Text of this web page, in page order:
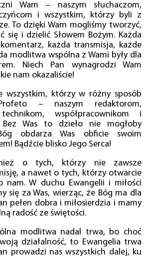
Wam – naszym słuchaczom,
i wszystkim, którzy byli z
To dzięki Wam mogliśmy tworzyć,
się i dzielić Słowem Bożym. Każda
każda transmisja, każde
modlitwa wspólna z Wami były dla
Niech Pan wynagrodzi Wam
nam okazaliście!
wszystkim, którzy w różny sposób
– naszym redaktorom,
współpracownikom i
Bez Was to dzieło nie mogłoby
obdarza Was obficie swoim
Bądźcie blisko Jego Serca!
o tych, którzy nie zawsze
a nawet o tych, którzy otwarcie
nam. W duchu Ewangelii i miłości
się za Was, wierząc, że Bóg ma dla
pełen dobra i miłosierdzia i mamy
radość ze świętości.
modlitwa nadal trwa, bo choć
działalność, to Ewangelia trwa
prowadzi nas wszystkich dalej, ku